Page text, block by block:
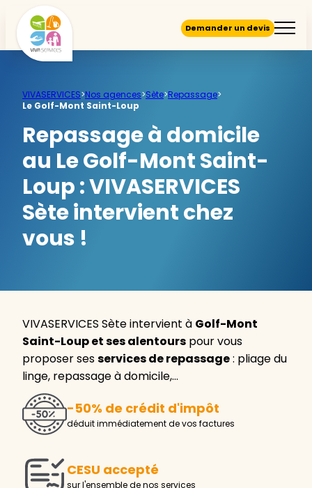
Demander un devis
VIVASERVICES>Nos agences>Sète>Repassage>
Le Golf-Mont Saint-Loup
Repassage à domicile
au Le Golf-Mont Saint-
Loup :VIVASERVICES
Sète intervient chez
vous !
VIVASERVICES Sète intervient à Golf-Mont
Saint-Loup et ses alentours pour vous
proposer sesservices de repassage: pliage du
linge, repassage à domicile,…
-50% de crédit d'impôt
déduit immédiatement de vos factures
CESU accepté
sur l'ensemble de nos services